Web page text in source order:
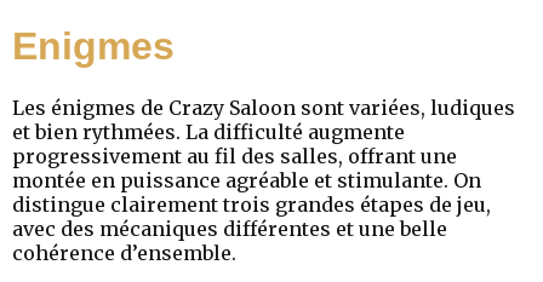
Enigmes
Les énigmes de Crazy Saloon sont variées, ludiques
et bien rythmées. La difficulté augmente
progressivement au fil des salles, offrant une
montée en puissance agréable et stimulante. On
distingue clairement trois grandes étapes de jeu,
avec des mécaniques différentes et une belle
cohérence d’ensemble.